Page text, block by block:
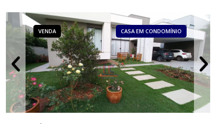
VENDA CASA EM CONDOMÍNIO